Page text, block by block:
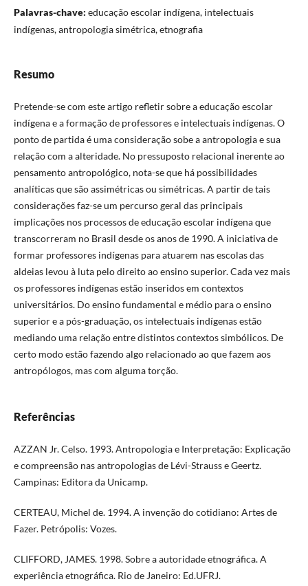
Palavras-chave: educação escolar indígena, intelectuais
indígenas, antropologia simétrica, etnografia
Resumo
Pretende-se com este artigo refletir sobre a educação escolar
indígena e a formação de professores e intelectuais indígenas. O
ponto de partida é uma consideração sobe a antropologia e sua
relação com a alteridade. No pressuposto relacional inerente ao
pensamento antropológico, nota-se que há possibilidades
analíticas que são assimétricas ou simétricas. A partir de tais
considerações faz-se um percurso geral das principais
implicações nos processos de educação escolar indígena que
transcorreram no Brasil desde os anos de 1990. A iniciativa de
formar professores indígenas para atuarem nas escolas das
aldeias levou à luta pelo direito ao ensino superior. Cada vez mais
os professores indígenas estão inseridos em contextos
universitários. Do ensino fundamental e médio para o ensino
superior e a pós-graduação, os intelectuais indígenas estão
mediando uma relação entre distintos contextos simbólicos. De
certo modo estão fazendo algo relacionado ao que fazem aos
antropólogos, mas com alguma torção.
Referências
AZZAN Jr. Celso. 1993. Antropologia e Interpretação: Explicação
e compreensão nas antropologias de Lévi-Strauss e Geertz.
Campinas: Editora da Unicamp.
CERTEAU, Michel de. 1994. A invenção do cotidiano: Artes de
Fazer. Petrópolis: Vozes.
CLIFFORD, JAMES. 1998. Sobre a autoridade etnográfica. A
experiência etnográfica. Rio de Janeiro: Ed.UFRJ.